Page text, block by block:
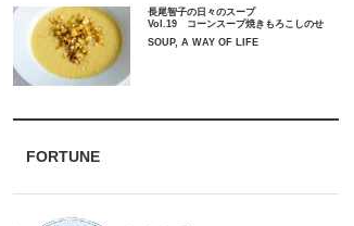
長尾智子の日々のスープ
Vol.19 コーンスープ焼きもろこしのせ
SOUP, A WAY OF LIFE
FORTUNE